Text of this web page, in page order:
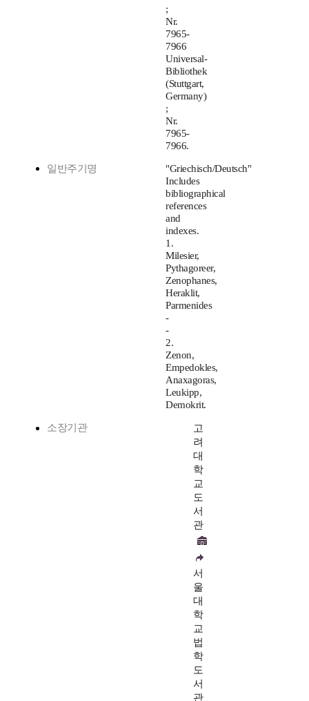
;
Nr.
7965-
7966
Universal-
Bibliothek
(Stuttgart,
Germany)
;
Nr.
7965-
7966.
일반주기명
"Griechisch/Deutsch"
Includes
bibliographical
references
and
indexes.
1.
Milesier,
Pythagoreer,
Zenophanes,
Heraklit,
Parmenides
-
-
2.
Zenon,
Empedokles,
Anaxagoras,
Leukipp,
Demokrit.
소장기관
고
려
대
학
교
도
서
관
서
울
대
학
교
법
학
도
서
관